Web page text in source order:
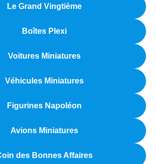
Le Grand Vingtième
Boîtes Plexi
Voitures Miniatures
Véhicules Miniatures
Figurines Napoléon
Avions Miniatures
des Bonnes Affaires